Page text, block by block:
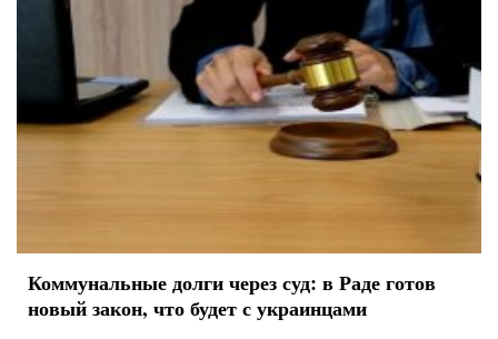
Коммунальные долги через суд: в Раде готов
новый закон, что будет с украинцами